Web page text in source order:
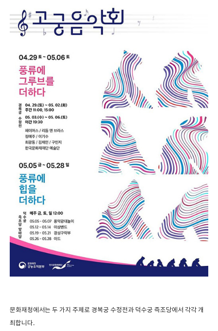
문화재청에서는 두 가지 주제로 경복궁 수정전과 덕수궁 즉조당에서 각각개
최합니다.